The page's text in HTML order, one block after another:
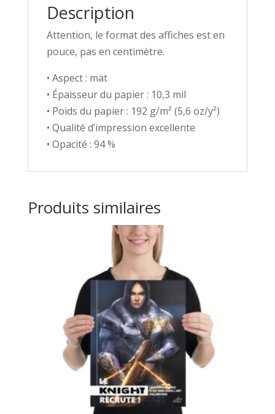
Description
Attention, le format des affiches est en
pouce, pas en centimètre.
• Aspect : mat
• Épaisseur du papier : 10,3 mil
• Poids du papier : 192 g/m² (5,6 oz/y²)
• Qualité d’impression excellente
• Opacité : 94 %
Produits similaires